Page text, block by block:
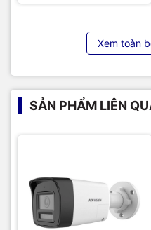
Xem toàn
SẢN PHẨM LIÊN